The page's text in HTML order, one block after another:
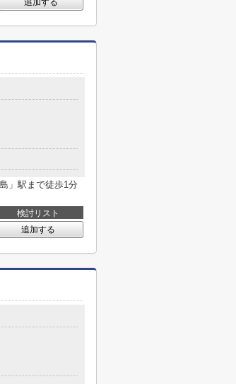
追加する
」駅まで徒歩1分
検討リスト
追加する